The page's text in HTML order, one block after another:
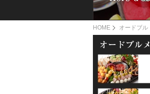
HOME オードブル